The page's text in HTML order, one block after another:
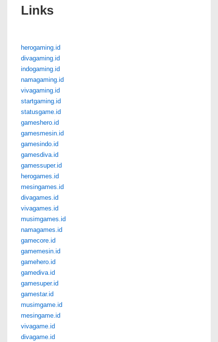
Links
herogaming.id
divagaming.id
indogaming.id
namagaming.id
vivagaming.id
startgaming.id
statusgame.id
gameshero.id
gamesmesin.id
gamesindo.id
gamesdiva.id
gamessuper.id
herogames.id
mesingames.id
divagames.id
vivagames.id
musimgames.id
namagames.id
gamecore.id
gamemesin.id
gamehero.id
gamediva.id
gamesuper.id
gamestar.id
musimgame.id
mesingame.id
vivagame.id
divagame.id